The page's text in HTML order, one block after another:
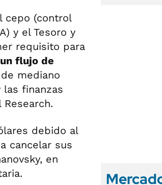
cepo (control
y el Tesoro y
requisito para
flujo de
mediano
finanzas
debido al
cancelar sus
en